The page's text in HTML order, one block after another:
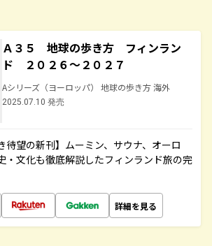
Ａ３５ 地球の歩き方 フィンラン
ド ２０２６～２０２７
Aシリーズ（ヨーロッパ） 地球の歩き方 海外
2025.07.10 発売
待望の新刊】ムーミン、サウナ、オーロ
・文化も徹底解説したフィンランド旅の完
詳細を見る